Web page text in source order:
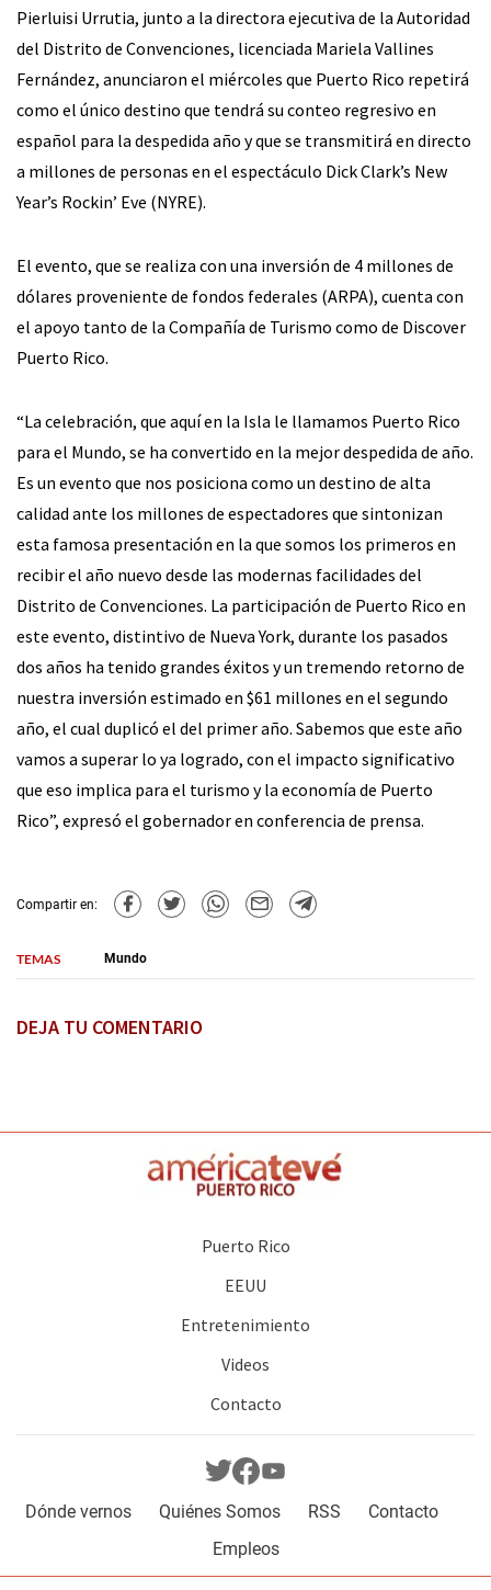
Pierluisi Urrutia, junto a la directora ejecutiva de la Autoridad
del Distrito de Convenciones, licenciada Mariela Vallines
Fernández, anunciaron el miércoles que Puerto Rico repetirá
como el único destino que tendrá su conteo regresivo en
español para la despedida año y que se transmitirá en directo
a millones de personas en el espectáculo Dick Clark’s New
Year’s Rockin’ Eve (NYRE).
El evento, que se realiza con una inversión de 4 millones de
dólares proveniente de fondos federales (ARPA), cuenta con
el apoyo tanto de la Compañía de Turismo como de Discover
Puerto Rico.
“La celebración, que aquí en la Isla le llamamos Puerto Rico
para el Mundo, se ha convertido en la mejor despedida de año.
Es un evento que nos posiciona como un destino de alta
calidad ante los millones de espectadores que sintonizan
esta famosa presentación en la que somos los primeros en
recibir el año nuevo desde las modernas facilidades del
Distrito de Convenciones. La participación de Puerto Rico en
este evento, distintivo de Nueva York, durante los pasados
dos años ha tenido grandes éxitos y un tremendo retorno de
nuestra inversión estimado en $61 millones en el segundo
año, el cual duplicó el del primer año. Sabemos que este año
vamos a superar lo ya logrado, con el impacto significativo
que eso implica para el turismo y la economía de Puerto
Rico”, expresó el gobernador en conferencia de prensa.
Compartir en:
TEMAS Mundo
DEJA TU COMENTARIO
Puerto Rico
EEUU
Entretenimiento
Videos
Contacto
Dónde vernos Quiénes Somos RSS
Contacto
Empleos